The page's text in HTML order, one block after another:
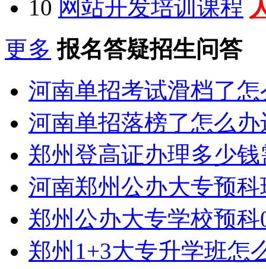
10 网站开发培训课程
更多 报名答疑招生问答
河南单招考试滑档了
河南单招落榜了怎么
郑州登高证办理多少
河南郑州公办大专预
郑州公办大专学校预
郑州1+3大专升学班怎